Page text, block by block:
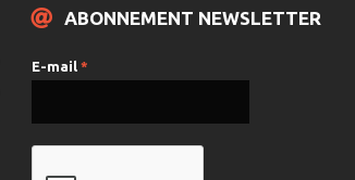
ABONNEMENT NEWSLETTER
E-mail *